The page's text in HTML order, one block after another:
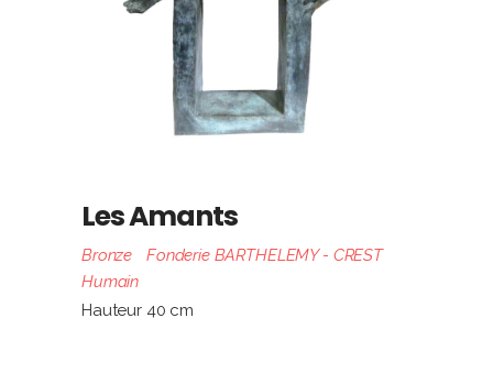
Les Amants
Bronze
Fonderie BARTHELEMY - CREST
Humain
Hauteur 40 cm